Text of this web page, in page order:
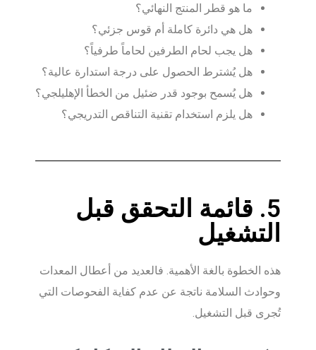
ما هو قطر المنتج النهائي؟
هل هي دائرة كاملة أم قوس جزئي؟
هل يجب لحام الطرفين لحاماً طرفياً؟
هل يُشترط الحصول على درجة استدارة عالية؟
هل يُسمح بوجود قدر ضئيل من الخطأ الإهليلجي؟
هل يلزم استخدام تقنية التناقص التدريجي؟
5. قائمة التحقق قبل
التشغيل
هذه الخطوة بالغة الأهمية. فالعديد من أعطال المعدات
وحوادث السلامة ناتجة عن عدم كفاية الفحوصات التي
تُجرى قبل التشغيل.